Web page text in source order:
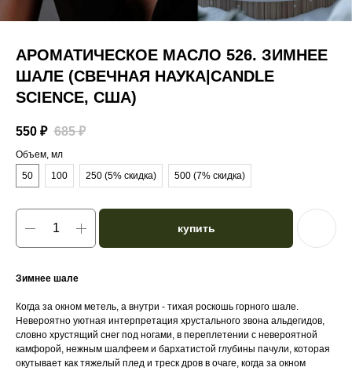
АРОМАТИЧЕСКОЕ МАСЛО 526. ЗИМНЕЕ
ШАЛЕ (СВЕЧНАЯ НАУКА|CANDLE
SCIENCE, США)
550 ₽ 685 ₽
Объем, мл
50
100 250 (5% скидка) 500 (7% скидка)
купить
Зимнее шале
Когда за окном метель, а внутри - тихая роскошь горного шале.
Невероятно уютная интерпретация хрустального звона альдегидов,
словно хрустящий снег под ногами, в переплетении с невероятной
камфорой, нежным шалфеем и бархатистой глубины пачули, которая
окутывает как тяжелый плед и треск дров в очаге, когда за окном